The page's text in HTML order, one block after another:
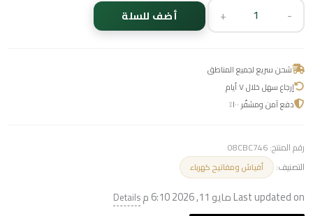
-
+ أضف للسلة
شحن سريع لجميع المناطق
إرجاع سهل خلال ٧ أيام
دفع آمن ومشفّر ١٠٠٪
رقم المنتج:08CBC746
التصنيف:
أفياش ومفاتيح كهرباء
Last updated on مايو 11, 2026 6:10 م Details